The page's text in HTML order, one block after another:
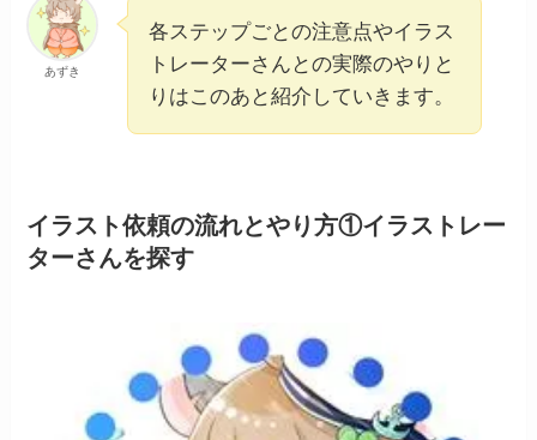
あずき
各ステップごとの注意点やイラス
トレーターさんとの実際のやりと
りはこのあと紹介していきます。
イラスト依頼の流れとやり方①イラストレー
ターさんを探す